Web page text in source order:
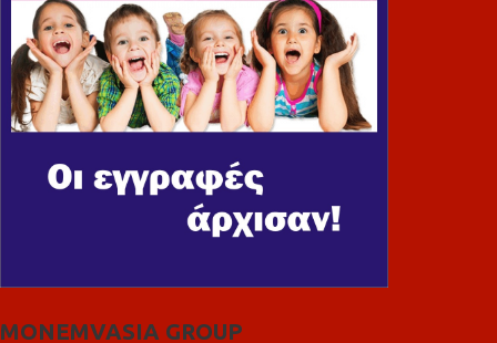
MONEMVASIA GROUP